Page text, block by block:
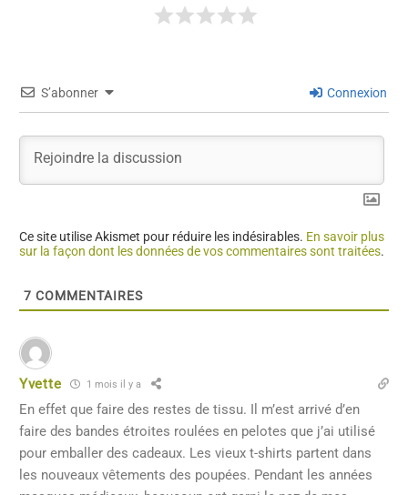
S’abonner Connexion
Ce site utilise Akismet pour réduire les indésirables. En savoir plus
sur la façon dont les données de vos commentaires sont traitées.
7 COMMENTAIRES
Yvette 1 mois il y a
En effet que faire des restes de tissu. Il m’est arrivé d’en
faire des bandes étroites roulées en pelotes que j’ai utilisé
pour emballer des cadeaux. Les vieux t-shirts partent dans
les nouveaux vêtements des poupées. Pendant les années